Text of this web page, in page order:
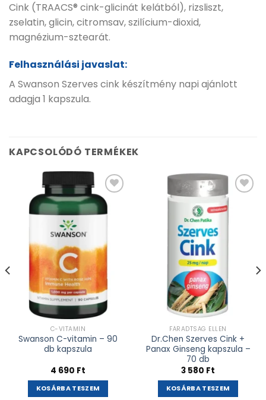
Cink (TRAACS® cink-glicinát kelátból), rizsliszt,
zselatin, glicin, citromsav, szilícium-dioxid,
magnézium-sztearát.
Felhasználási javaslat:
A Swanson Szerves cink készítmény napi ajánlott
adagja 1 kapszula.
KAPCSOLÓDÓ TERMÉKEK
Kívánságlistához
C-VITAMIN
Swanson C-vitamin – 90
db kapszula
4 690 Ft
KOSÁRBA TESZEM
Kívánságlistához
adás
FÁRADTSÁG ELLEN
Dr.Chen Szerves Cink +
Panax Ginseng kapszula –
70 db
3 580 Ft
KOSÁRBA TESZEM